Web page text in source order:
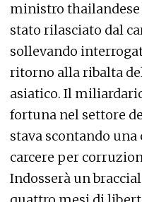
ministro
stato rilasciato dal
sollevando
ritorno alla ribalta
asiatico. Il
fortuna nel settore
stava scontando
carcere per
Indosserà un